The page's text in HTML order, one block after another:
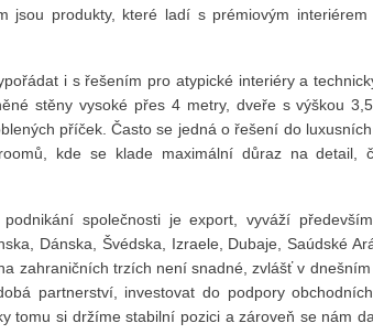
jsou produkty, které ladí s prémiovým
i s řešením pro atypické interiéry a
stěny vysoké přes 4 metry, dveře s výškou
příček. Často se jedná o řešení do
kde se klade maximální důraz na detail,
podnikání společnosti je export, vyváží
Dánska, Švédska, Izraele, Dubaje, Saúdské
zahraničních trzích není snadné, zvlášť v
partnerství, investovat do podpory
tomu si držíme stabilní pozici a zároveň se nám